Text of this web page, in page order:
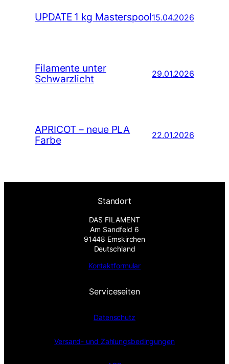
UPDATE 1 kg Masterspool15.04.2026
Filamente unter
Schwarzlicht
29.01.2026
APRICOT – neue PLA
Farbe
22.01.2026
Standort
DAS FILAMENT
Am Sandfeld 6
91448 Emskirchen
Deutschland
Kontaktformular
Serviceseiten
Datenschutz
Versand- und Zahlungsbedingungen